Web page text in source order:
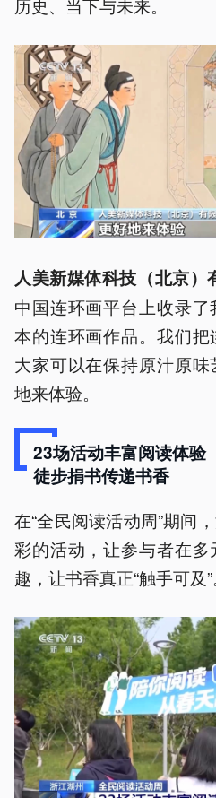
人美新媒体科技（北京）
中国连环画平台上收录
本的连环画作品。我们把
大家可以在保持原汁原
地来体验。
23场活动丰富阅读体验
徒步捐书传递书香
在“全民阅读活动周”期间
彩的活动，让参与者在
趣，让书香真正“触手可及”